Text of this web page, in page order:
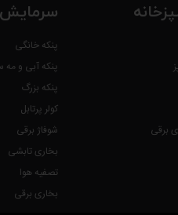
برقی
پنکه خانگی
پنکه آبی و مه
پنکه بزرگ
کولر پرتابل
شوفاژ برقی
بخاری تابشی
تصفیه هوا
بخاری برقی